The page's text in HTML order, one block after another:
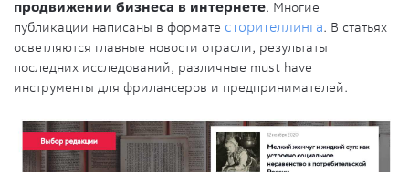
продвижении бизнеса в интернете. Многие
публикации написаны в формате сторителлинга. В статьях
осветляются главные новости отрасли, результаты
последних исследований, различные must have
инструменты для фрилансеров и предпринимателей.